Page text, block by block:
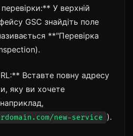
У верхній
GSC знайдіть поле
**"Перевірка
Вставте повну адресу
яку ви хочете
new-service ).